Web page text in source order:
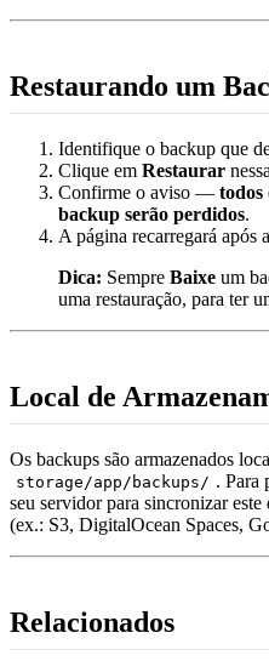
Restaurando um
Identifique o backup que
Clique em Restaurar
Confirme o aviso — todos
backup serão perdidos.
A página recarregará após
Dica: Sempre Baixe um
uma restauração, para ter
Local de
Os backups são armazenados
storage/app/backups/ . Para
seu servidor para sincronizar
(ex.: S3, DigitalOcean Spaces,
Relacionados